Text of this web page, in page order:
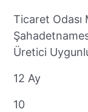
Ticaret Odası
Üretici
12 Ay
10